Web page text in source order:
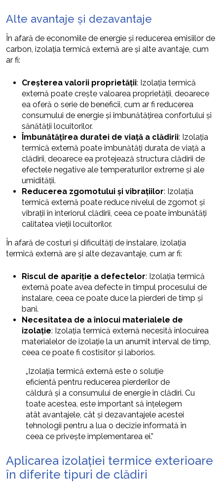
Alte avantaje și dezavantaje
În afară de economiile de energie și reducerea emisiilor de
carbon, izolația termică externă are și alte avantaje, cum
ar fi:
Creșterea valorii proprietății: Izolația termică
externă poate crește valoarea proprietății, deoarece
ea oferă o serie de beneficii, cum ar fi reducerea
consumului de energie și îmbunătățirea confortului și
sănătății locuitorilor.
Îmbunătățirea duratei de viață a clădirii: Izolația
termică externă poate îmbunătăți durata de viață a
clădirii, deoarece ea protejează structura clădirii de
efectele negative ale temperaturilor extreme și ale
umidității.
Reducerea zgomotului și vibrațiilor: Izolația
termică externă poate reduce nivelul de zgomot și
vibrații în interiorul clădirii, ceea ce poate îmbunătăți
calitatea vieții locuitorilor.
În afară de costuri și dificultăți de instalare, izolația
termică externă are și alte dezavantaje, cum ar fi:
Riscul de apariție a defectelor: Izolația termică
externă poate avea defecte în timpul procesului de
instalare, ceea ce poate duce la pierderi de timp și
bani.
Necesitatea de a înlocui materialele de
izolație: Izolația termică externă necesită înlocuirea
materialelor de izolație la un anumit interval de timp,
ceea ce poate fi costisitor și laborios.
„Izolația termică externă este o soluție
eficientă pentru reducerea pierderilor de
căldură și a consumului de energie în clădiri. Cu
toate acestea, este important să înțelegem
atât avantajele, cât și dezavantajele acestei
tehnologii pentru a lua o decizie informată în
ceea ce privește implementarea ei.”
Aplicarea izolației termice exterioare
în diferite tipuri de clădiri